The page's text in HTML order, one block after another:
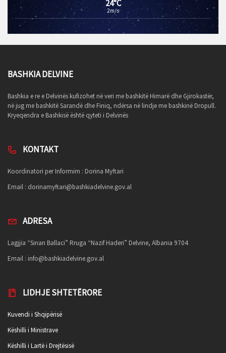
24°C
2m/s
BASHKIA DELVINE
Bashkia e re e Delvinës kufizohet në veri me bashkitë Himarë dhe Gjirokastër,
në jug me bashkitë Sarandë dhe Finiq, ndërsa në lindje me bashkinë Dropull.
Kryeqendra e Bashkisë është qyteti i Delvinës
KONTAKT
Koordinatori per Informim : Dorina Myftari
Email : dorinamyftari@bashkiadelvine.gov.al
ADRESA
Lagjjia “Sinan Ballaci” Rruga “Nazif Haderi” Delvine, Albania 9704
Email : info@bashkiadelvine.gov.al
LIDHJE SHTETËRORE
Kuvendi i Shqipërisë
Këshilli i Ministrave
Këshilli i Lartë i Drejtësisë